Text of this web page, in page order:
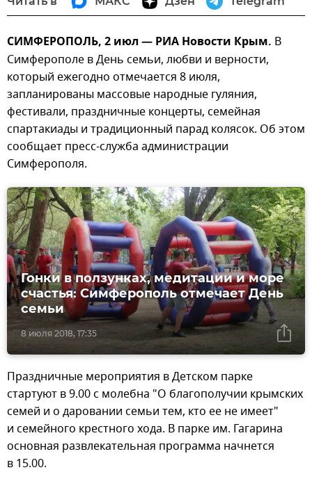
СИМФЕРОПОЛЬ, 2 июл — РИА Новости Крым. В
Симферополе в День семьи, любви и верности,
который ежегодно отмечается 8 июля,
запланированы массовые народные гуляния,
фестивали, праздничные концерты, семейная
спартакиады и традиционный парад колясок. Об этом
сообщает пресс-служба администрации
Симферополя.
8 июля 2018, 17:35
Гонки в ползунках, медитации и море
счастья: Симферополь отмечает День
семьи
Праздничные мероприятия в Детском парке
стартуют в 9.00 с молебна "О благополучии крымских
семей и о даровании семьи тем, кто ее не имеет"
и семейного крестного хода. В парке им. Гагарина
основная развлекательная программа начнется
в 15.00.